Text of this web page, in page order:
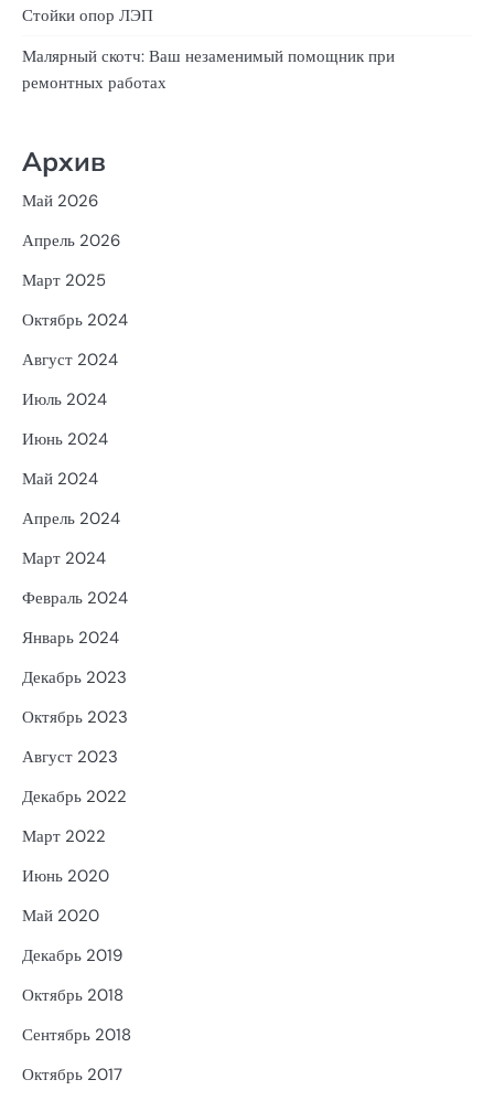
Стойки опор ЛЭП
Малярный скотч: Ваш незаменимый помощник при
ремонтных работах
Архив
Май 2026
Апрель 2026
Март 2025
Октябрь 2024
Август 2024
Июль 2024
Июнь 2024
Май 2024
Апрель 2024
Март 2024
Февраль 2024
Январь 2024
Декабрь 2023
Октябрь 2023
Август 2023
Декабрь 2022
Март 2022
Июнь 2020
Май 2020
Декабрь 2019
Октябрь 2018
Сентябрь 2018
Октябрь 2017